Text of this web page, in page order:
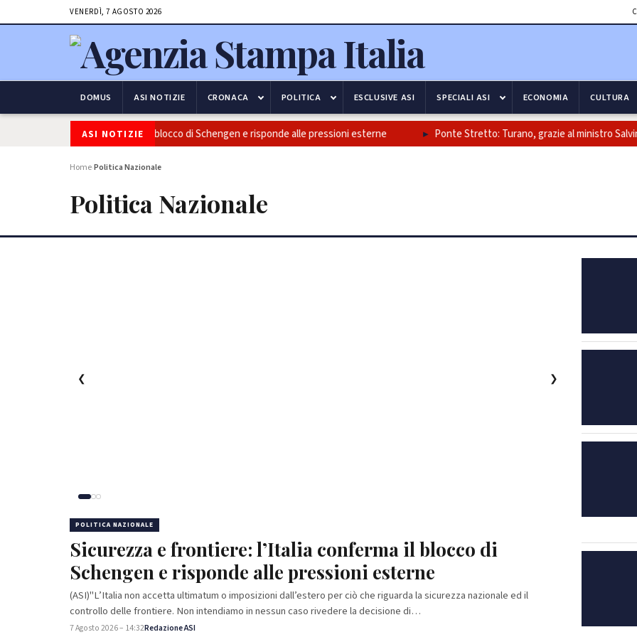
VENERDÌ, 7 AGOSTO 2026
DOMUS ASI NOTIZIE CRONACA POLITICA ESCLUSIVE ASI SPECIALI ASI ECONOMIA CULTURA
ASI NOTIZIE
l’Italia conferma il blocco di Schengen e risponde alle pressioni esterne Ponte Stretto: Turano, grazie al ministro Salvini e alla
HomePolitica Nazionale
Politica Nazionale
❮ ❯
POLITICA NAZIONALE
Sicurezza e frontiere: l’Italia conferma il blocco di
Schengen e risponde alle pressioni esterne
(ASI)"L’Italia non accetta ultimatum o imposizioni dall’estero per ciò che riguarda la sicurezza nazionale ed il
controllo delle frontiere. Non intendiamo in nessun caso rivedere la decisione di…
7 Agosto 2026 – 14:32Redazione ASI
POLITICA NAZIONALE
Ponte Stretto: Turano, grazie al ministro Salvini e alla
Lega si apre una nuova fase per la Sicilia
(ASI) “Con il via libera unanime del Consiglio Superiore dei Lavori Pubblici alla fase di progettazione esecutiva del
Ponte sullo Stretto si apre un nuovo scenario per la Sicilia. La realizzazione di…
7 Agosto 2026 – 13:59Redazione ASI